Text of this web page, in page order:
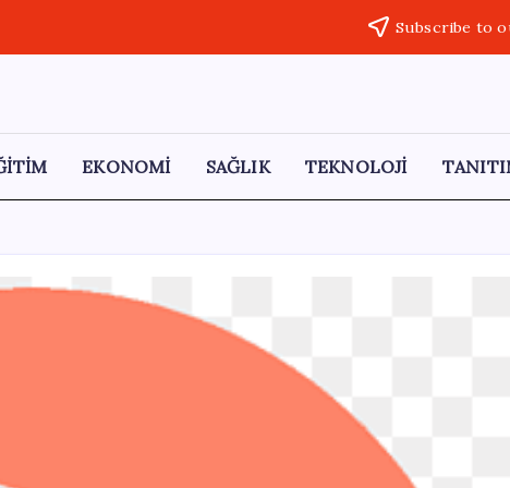
Subscribe to
EKONOMİ SAĞLIK TEKNOLOJİ